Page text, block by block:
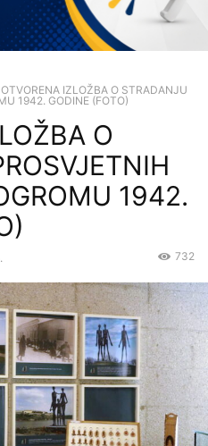
OTVORENA IZLOŽBA O STRADANJU
1942. GODINE (FOTO)
O
1942.
732